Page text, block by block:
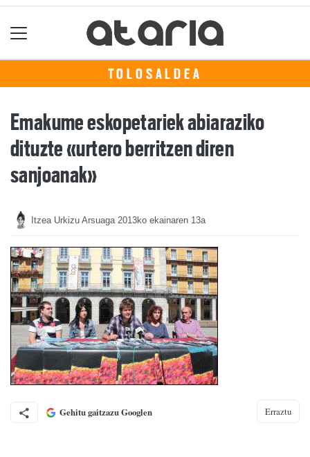
TOLOSALDEA
Emakume eskopetariek abiaraziko
dituzte «urtero berritzen diren
sanjoanak»
Itzea Urkizu Arsuaga 2013ko ekainaren 13a
Gehitu gaitzazu Googlen Erraztu